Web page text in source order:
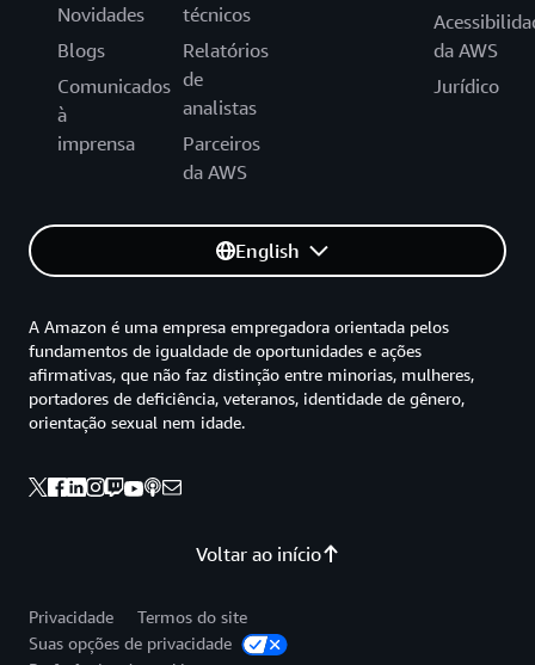
Novidades
Blogs
Comunicados
à
imprensa
técnicos
Relatórios
de
analistas
Parceiros
da AWS
da AWS
Jurídico
English
Voltar ao início
A Amazon é uma empresa empregadora orientada pelos
fundamentos de igualdade de oportunidades e ações
afirmativas, que não faz distinção entre minorias, mulheres,
portadores de deficiência, veteranos, identidade de gênero,
orientação sexual nem idade.
Privacidade
Termos do site
Suas opções de privacidade